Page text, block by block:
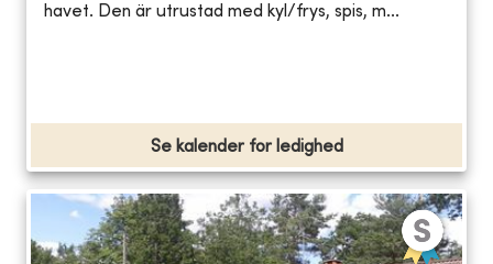
havet. Den är utrustad med kyl/frys, spis, m...
Se kalender for ledighed